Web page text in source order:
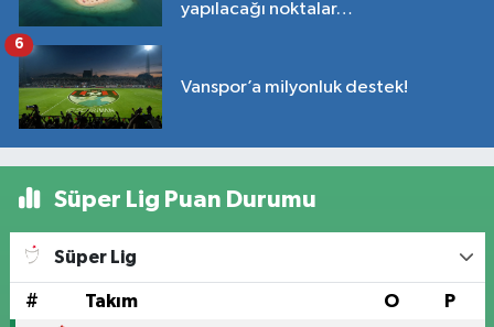
yapılacağı noktalar…
Vanspor’a milyonluk destek!
6
Süper Lig Puan Durumu
Süper Lig
# Takım O P